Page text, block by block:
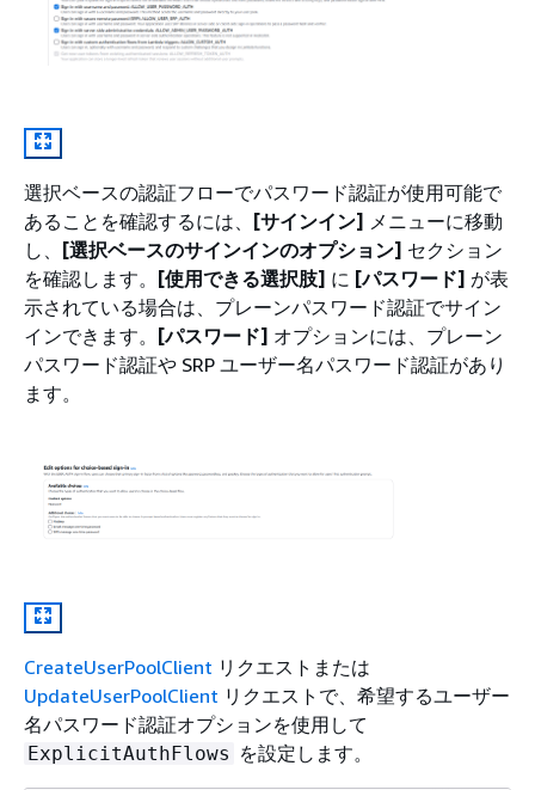
選択ベースの認証フローでパスワード認証が使用可能で
あることを確認するには、 [サインイン] メニューに移動
し、 [選択ベースのサインインのオプション] セクション
を確認します。 [使用できる選択肢] に [パスワード] が表
示されている場合は、プレーンパスワード認証でサイン
インできます。 [パスワード] オプションには、プレーン
パスワード認証や SRP ユーザー名パスワード認証があり
ます。
CreateUserPoolClient リクエストまたは
UpdateUserPoolClient リクエストで、希望するユーザー
名パスワード認証オプションを使用して
ExplicitAuthFlows を設定します。